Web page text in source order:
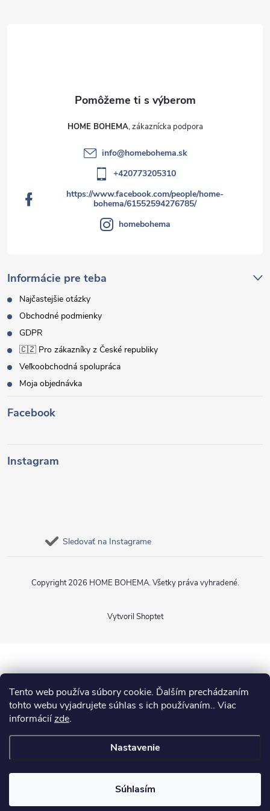
Tento web používa súbory cookie. Ďalším prechádzaním
tohto webu vyjadrujete súhlas s ich používaním.. Viac
informáciízde.
Nastavenie
Súhlasím
Informácie pre teba
Najčastejšie otázky
Obchodné podmienky
GDPR
🇨🇿 Pro zákazníky z České republiky
Veľkoobchodná spolupráca
Moja objednávka
HOME BOHEMA
info@homebohema.sk
+420773205310
https://www.facebook.com/people/home-
bohema/61552594276785/
homebohema
Facebook
Instagram
Sledovať na Instagrame
Vytvoril Shoptet
Copyright 2026 HOME BOHEMA. Všetky práva vyhradené.